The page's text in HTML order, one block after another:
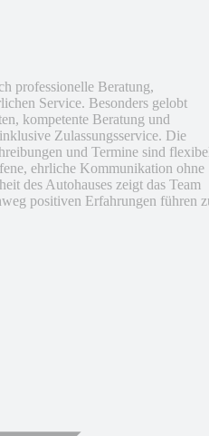
professionelle Beratung,
Service. Besonders gelobt
kompetente Beratung und
Zulassungsservice. Die
und Termine sind
ehrliche Kommunikation ohne
des Autohauses zeigt das Team
positiven Erfahrungen führen